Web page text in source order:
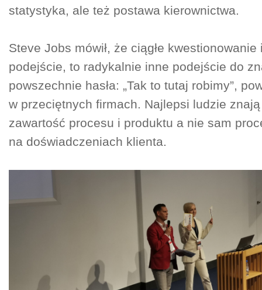
statystyka, ale też postawa kierownictwa.
Steve Jobs mówił, że ciągłe
podejście, to radykalnie inne podejście do
powszechnie hasła: „Tak to tutaj robimy”,
w przeciętnych firmach. Najlepsi ludzie
zawartość procesu i produktu a nie sam
na doświadczeniach klienta.